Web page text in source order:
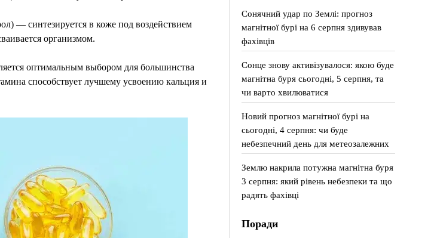
— синтезируется в коже под воздействием
организмом.
оптимальным выбором для большинства
способствует лучшему усвоению кальция и
Сонячний удар по Землі: прогноз
магнітної бурі на 6 серпня здивував
фахівців
Сонце знову активізувалося: якою буде
магнітна буря сьогодні, 5 серпня, та
чи варто хвилюватися
Новий прогноз магнітної бурі на
сьогодні, 4 серпня: чи буде
небезпечний день для метеозалежних
Землю накрила потужна магнітна буря
3 серпня: який рівень небезпеки та що
радять фахівці
Поради